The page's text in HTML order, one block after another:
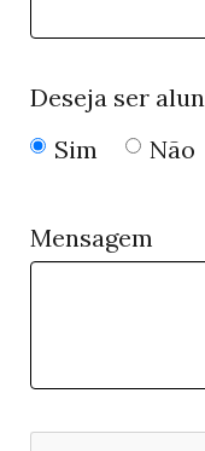
Deseja ser
Sim
Não
Mensagem